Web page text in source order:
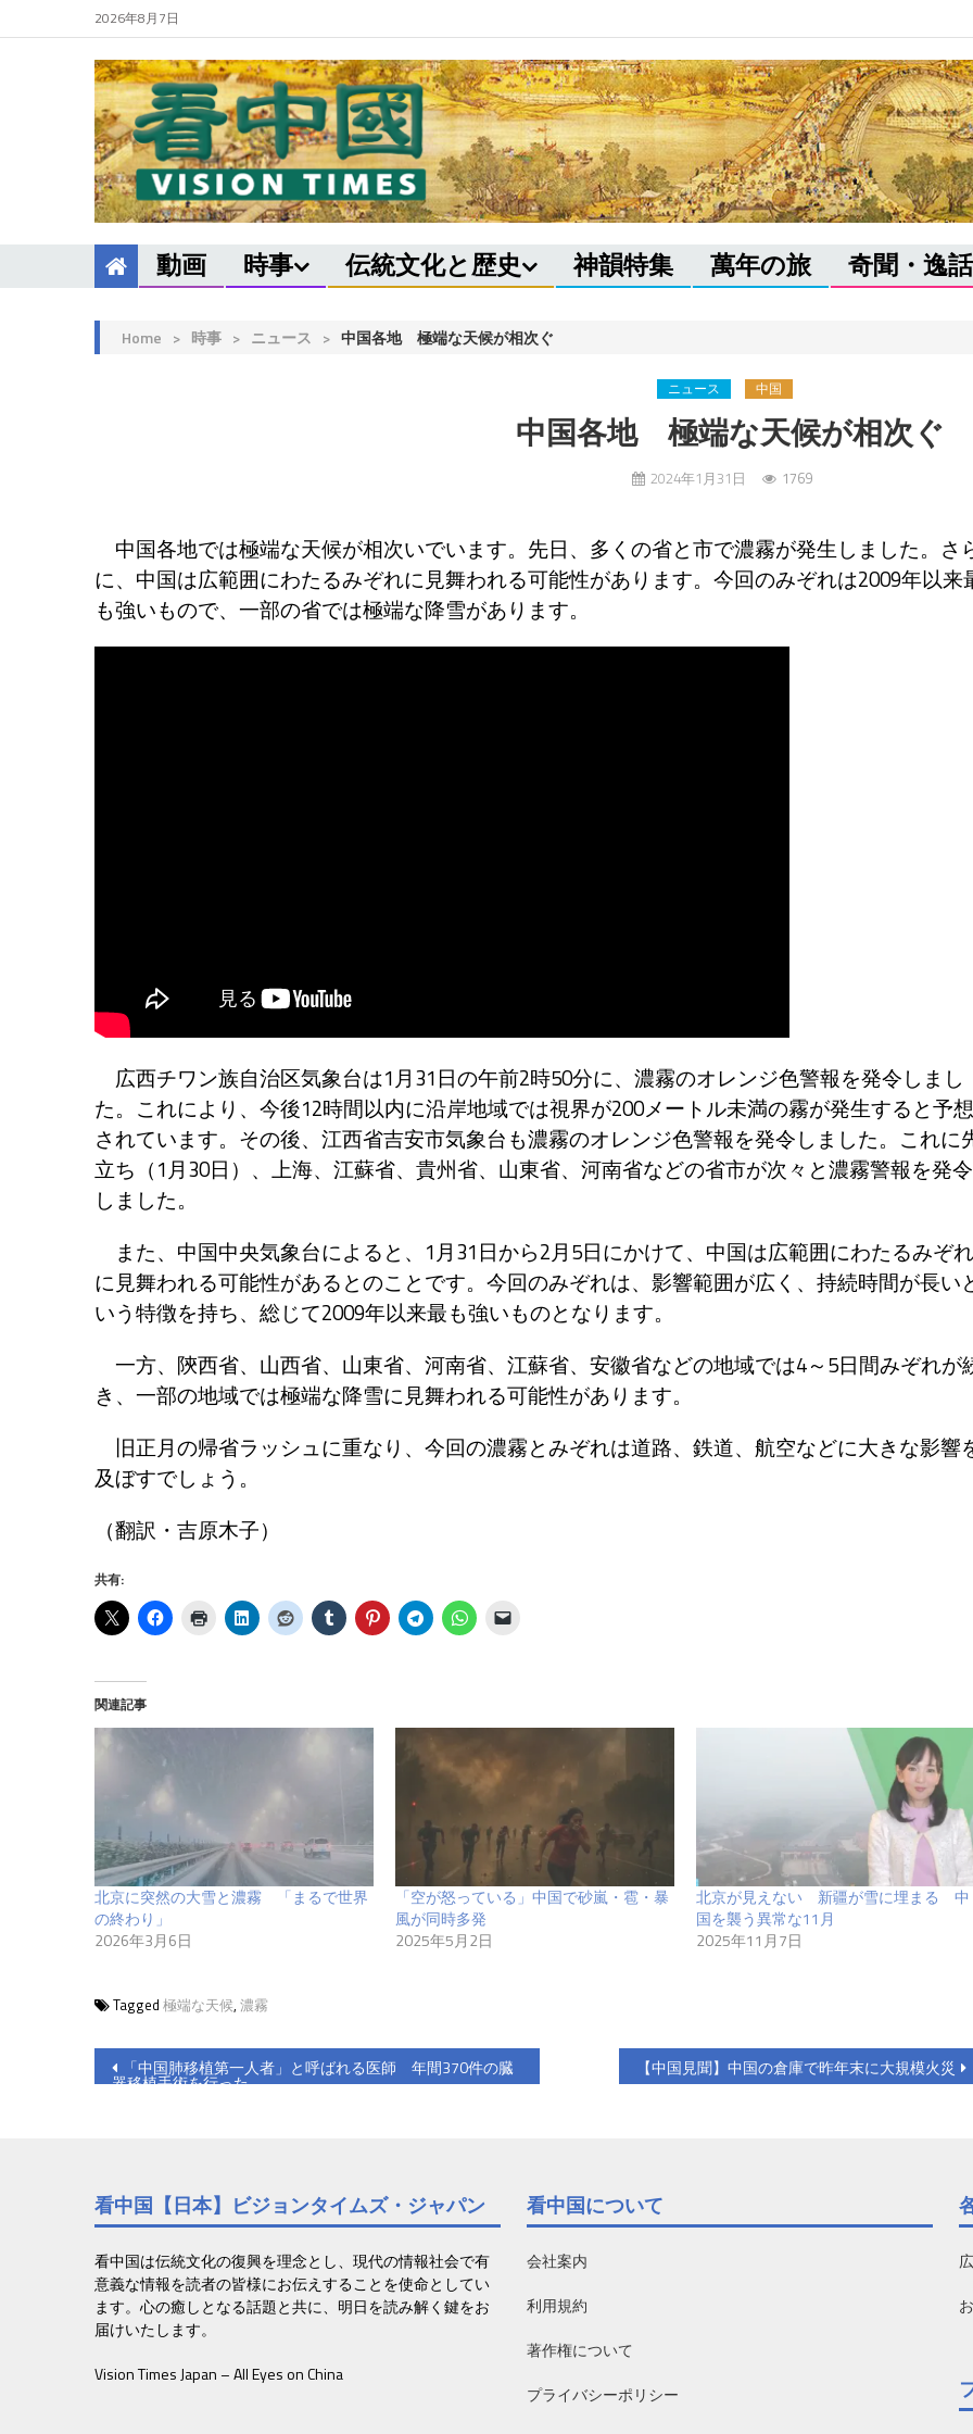
2026年8月7日
動画 時事 伝統文化と歴史 神韻特集 萬年の旅 奇聞・逸話
Home > 時事 > ニュース > 中国各地 極端な天候が相次ぐ
ニュース 中国
中国各地 極端な天候が相次ぐ
2024年1月31日 1769
中国各地では極端な天候が相次いでいます。先日、多くの省と市で濃霧が発生しました。さ
に、中国は広範囲にわたるみぞれに見舞われる可能性があります。今回のみぞれは2009年以来
も強いもので、一部の省では極端な降雪があります。
広西チワン族自治区気象台は1月31日の午前2時50分に、濃霧のオレンジ色警報を発令しまし
た。これにより、今後12時間以内に沿岸地域では視界が200メートル未満の霧が発生すると予想
されています。その後、江西省吉安市気象台も濃霧のオレンジ色警報を発令しました。これに
立ち（1月30日）、上海、江蘇省、貴州省、山東省、河南省などの省市が次々と濃霧警報を発令
しました。
また、中国中央気象台によると、1月31日から2月5日にかけて、中国は広範囲にわたるみぞれ
に見舞われる可能性があるとのことです。今回のみぞれは、影響範囲が広く、持続時間が長い
いう特徴を持ち、総じて2009年以来最も強いものとなります。
一方、陝西省、山西省、山東省、河南省、江蘇省、安徽省などの地域では4～5日間みぞれが
き、一部の地域では極端な降雪に見舞われる可能性があります。
旧正月の帰省ラッシュに重なり、今回の濃霧とみぞれは道路、鉄道、航空などに大きな影響
及ぼすでしょう。
（翻訳・吉原木子）
共有:
関連記事
北京に突然の大雪と濃霧 「まるで世界
の終わり」
2026年3月6日
「空が怒っている」中国で砂嵐・雹・暴
風が同時多発
2025年5月2日
北京が見えない 新疆が雪に埋まる 中
国を襲う異常な11月
2025年11月7日
Tagged 極端な天候, 濃霧
投
ビ
ゲ
ー
シ
ョ
ン
「中国肺移植第一人者」と呼ばれる医師 年間370件の臓
器移植手術を行った
【中国見聞】中国の倉庫で昨年末に大規模火災
看中国【日本】ビジョンタイムズ・ジャパン
看中国は伝統文化の復興を理念とし、現代の情報社会で有
意義な情報を読者の皆様にお伝えすることを使命としてい
ます。心の癒しとなる話題と共に、明日を読み解く鍵をお
届けいたします。
Vision Times Japan – All Eyes on China
看中国について
会社案内
利用規約
著作権について
プライバシーポリシー